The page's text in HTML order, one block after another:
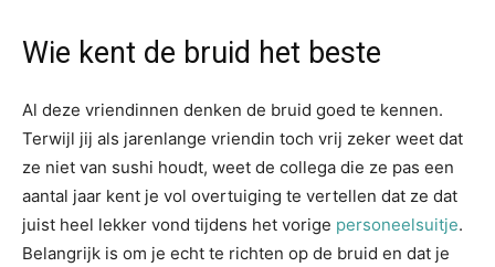
Wie kent de bruid het beste
Al deze vriendinnen denken de bruid goed te kennen.
Terwijl jij als jarenlange vriendin toch vrij zeker weet dat
ze niet van sushi houdt, weet de collega die ze pas een
aantal jaar kent je vol overtuiging te vertellen dat ze dat
juist heel lekker vond tijdens het vorige personeelsuitje.
Belangrijk is om je echt te richten op de bruid en dat je